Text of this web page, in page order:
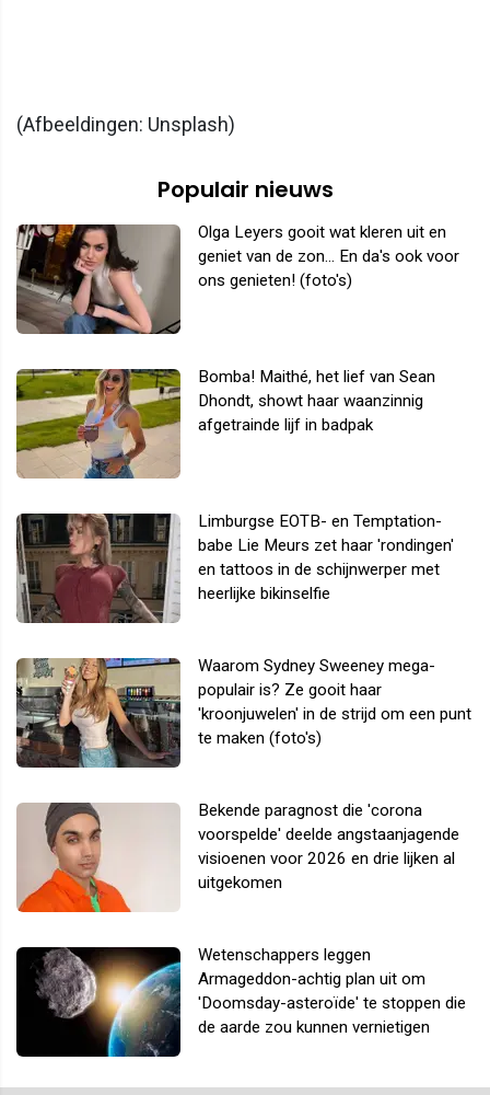
(Afbeeldingen: Unsplash)
Populair nieuws
Olga Leyers gooit wat kleren uit en
geniet van de zon... En da's ook voor
ons genieten! (foto's)
Bomba! Maithé, het lief van Sean
Dhondt, showt haar waanzinnig
afgetrainde lijf in badpak
Limburgse EOTB- en Temptation-
babe Lie Meurs zet haar 'rondingen'
en tattoos in de schijnwerper met
heerlijke bikinselfie
Waarom Sydney Sweeney mega-
populair is? Ze gooit haar
'kroonjuwelen' in de strijd om een punt
te maken (foto's)
Bekende paragnost die 'corona
voorspelde' deelde angstaanjagende
visioenen voor 2026 en drie lijken al
uitgekomen
Wetenschappers leggen
Armageddon-achtig plan uit om
'Doomsday-asteroïde' te stoppen die
de aarde zou kunnen vernietigen